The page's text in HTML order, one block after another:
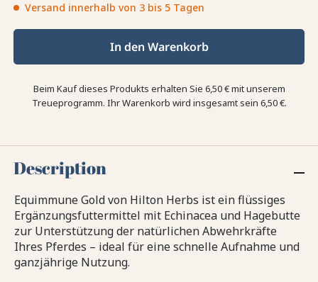
Versand innerhalb von 3 bis 5 Tagen
In den Warenkorb
Beim Kauf dieses Produkts erhalten Sie 6,50 €mit unserem
Treueprogramm. Ihr Warenkorb wird insgesamt sein 6,50 €.
Description
Equimmune Gold von Hilton Herbs ist ein flüssiges
Ergänzungsfuttermittel mit Echinacea und Hagebutte
zur Unterstützung der natürlichen Abwehrkräfte
Ihres Pferdes – ideal für eine schnelle Aufnahme und
ganzjährige Nutzung.